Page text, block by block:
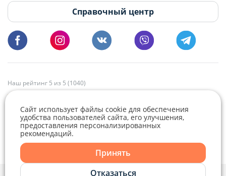
Пишите и звоните нам в будние дни с 8:00 до 20:00.
Справочный центр
Наш рейтинг 5 из 5 (1040)
Сайт использует файлы cookie для обеспечения
удобства пользователей сайта, его улучшения,
предоставления персонализированных
рекомендаций.
Принять
Отказаться